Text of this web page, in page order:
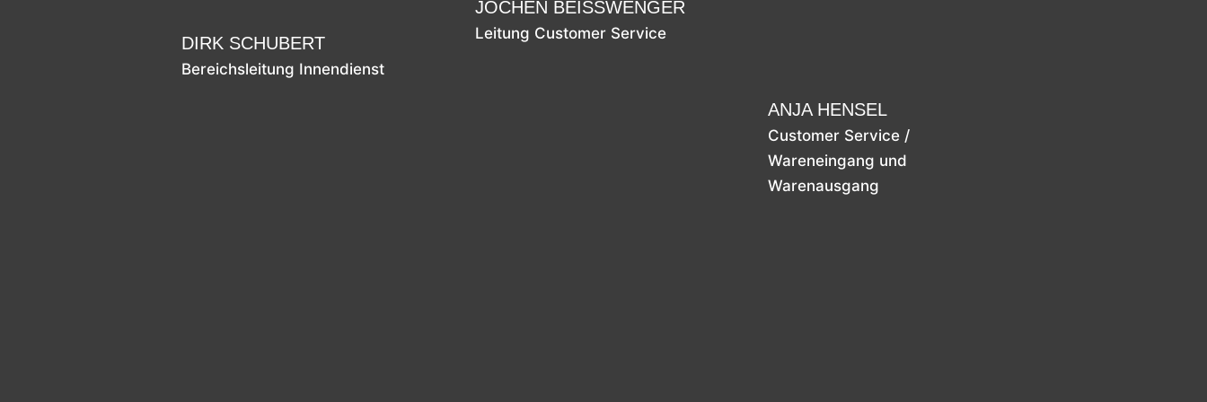
DIRK SCHUBERT
Bereichsleitung Innendienst
JOCHEN BEISSWENGER
Leitung Customer Service
ANJA HENSEL
Customer Service /
Wareneingang und
Warenausgang